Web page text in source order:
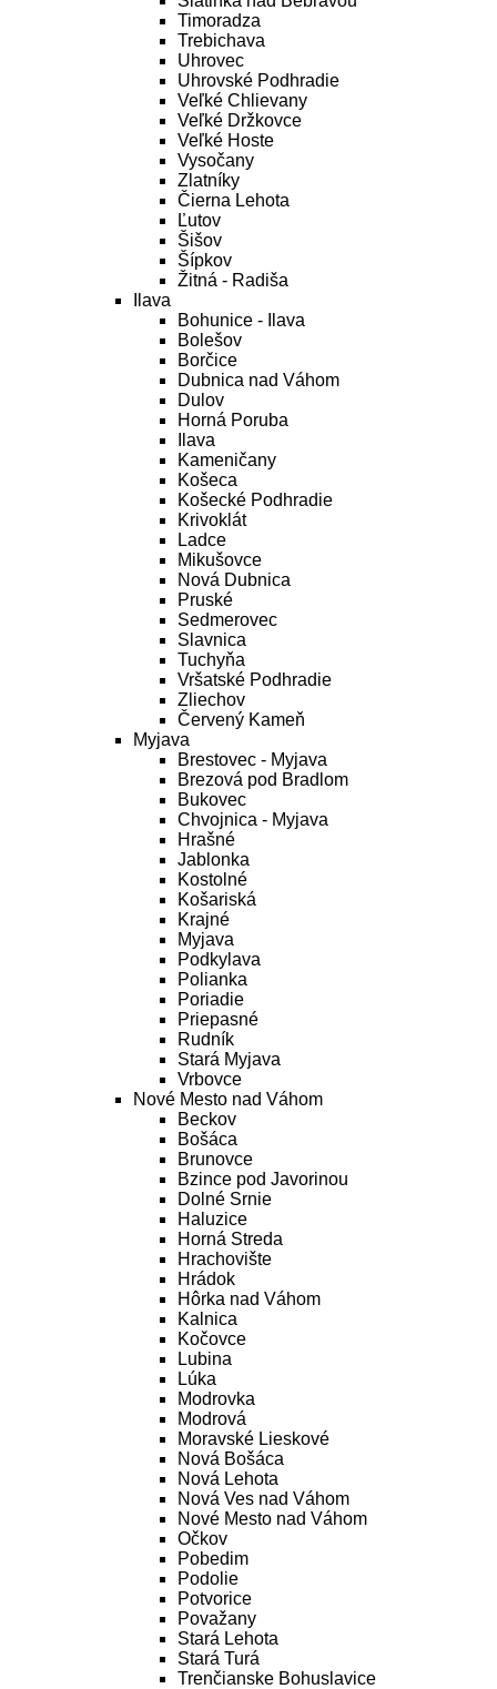
Timoradza
Trebichava
Uhrovec
Uhrovské Podhradie
Veľké Chlievany
Veľké Držkovce
Veľké Hoste
Vysočany
Zlatníky
Čierna Lehota
Ľutov
Šišov
Šípkov
Žitná - Radiša
Ilava
Bohunice - Ilava
Bolešov
Borčice
Dubnica nad Váhom
Dulov
Horná Poruba
Ilava
Kameničany
Košeca
Košecké Podhradie
Krivoklát
Ladce
Mikušovce
Nová Dubnica
Pruské
Sedmerovec
Slavnica
Tuchyňa
Vršatské Podhradie
Zliechov
Červený Kameň
Myjava
Brestovec - Myjava
Brezová pod Bradlom
Bukovec
Chvojnica - Myjava
Hrašné
Jablonka
Kostolné
Košariská
Krajné
Myjava
Podkylava
Polianka
Poriadie
Priepasné
Rudník
Stará Myjava
Vrbovce
Nové Mesto nad Váhom
Beckov
Bošáca
Brunovce
Bzince pod Javorinou
Dolné Srnie
Haluzice
Horná Streda
Hrachovište
Hrádok
Hôrka nad Váhom
Kalnica
Kočovce
Lubina
Lúka
Modrovka
Modrová
Moravské Lieskové
Nová Bošáca
Nová Lehota
Nová Ves nad Váhom
Nové Mesto nad Váhom
Očkov
Pobedim
Podolie
Potvorice
Považany
Stará Lehota
Stará Turá
Trenčianske Bohuslavice